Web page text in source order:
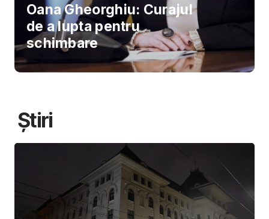
Oana Gheorghiu: Curajul
de a lupta pentru
schimbare
Știri